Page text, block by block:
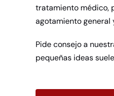
tratamiento médico,
agotamiento general
Pide consejo a
pequeñas ideas